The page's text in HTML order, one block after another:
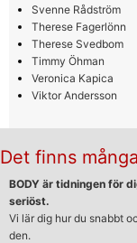
Svenne Rådström
Therese Fagerlönn
Therese Svedbom
Timmy Öhman
Veronica Kapica
Viktor Andersson
Det finns
BODY är tidningen för
seriöst.
Vi lär dig hur du snabbt
den.